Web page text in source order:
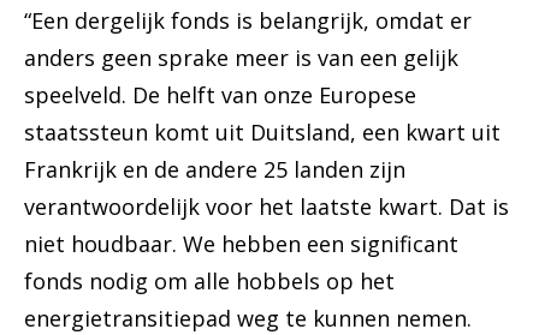
“Een dergelijk fonds is belangrijk, omdat er
anders geen sprake meer is van een gelijk
speelveld. De helft van onze Europese
staatssteun komt uit Duitsland, een kwart uit
Frankrijk en de andere 25 landen zijn
verantwoordelijk voor het laatste kwart. Dat is
niet houdbaar. We hebben een significant
fonds nodig om alle hobbels op het
energietransitiepad weg te kunnen nemen.